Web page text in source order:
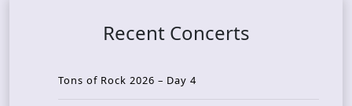
Recent Concerts
Tons of Rock 2026 – Day 4